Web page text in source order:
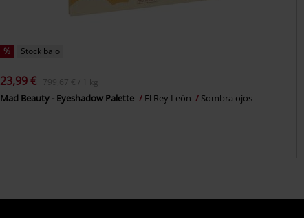
% Stock bajo
23,99 € 799,67 € / 1 kg
Mad Beauty - Eyeshadow Palette El Rey León Sombra ojos